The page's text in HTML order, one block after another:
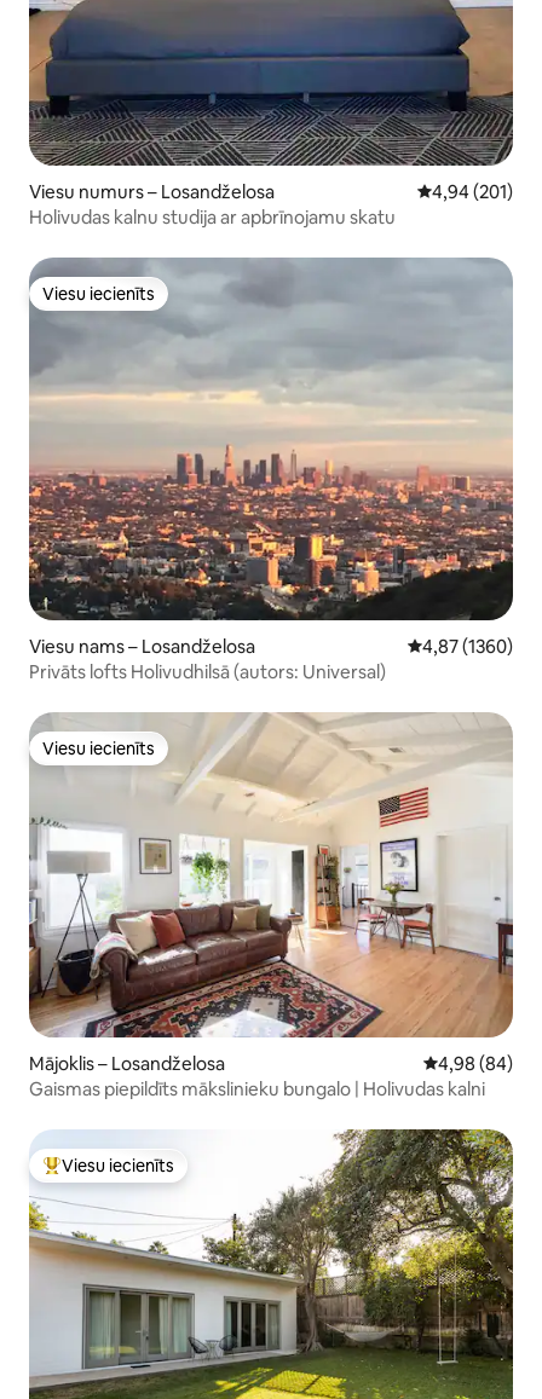
Viesu numurs – Losandželosa Vidējais
4,94 (201)
Holivudas kalnu studija ar apbrīnojamu skatu
Viesu iecienīts
Viesu iecienīts
Viesu nams – Losandželosa Vidējais
4,87 (1360)
Privāts lofts Holivudhilsā (autors: Universal)
Viesu iecienīts
Viesu iecienīts
Mājoklis – Losandželosa Vidējais
4,98 (84)
Gaismas piepildīts mākslinieku bungalo | Holivudas kalni
Populārs viesu iecienīts mājoklis
Viesu iecienīts